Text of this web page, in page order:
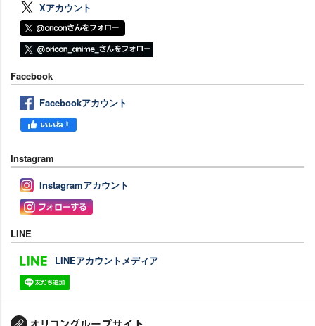
Xアカウント
Facebook
Facebookアカウント
Instagram
Instagramアカウント
LINE
LINEアカウントメディア